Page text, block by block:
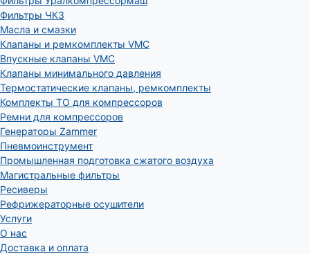
Фильтры ЧКЗ
Масла и смазки
Клапаны и ремкомплекты VMC
Впускные клапаны VMC
Клапаны минимального давления
Термостатические клапаны, ремкомплекты
Комплекты ТО для компрессоров
Ремни для компрессоров
Генераторы Zammer
Пневмоинструмент
Промышленная подготовка сжатого воздуха
Магистральные фильтры
Ресиверы
Рефрижераторные осушители
Услуги
О нас
Доставка и оплата